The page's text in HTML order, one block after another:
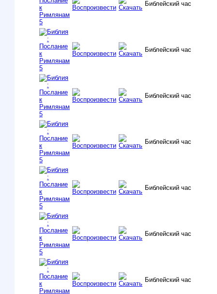
Библейский час
Библейский час
Библейский час
Библейский час
Библейский час
Библейский час
Библейский час